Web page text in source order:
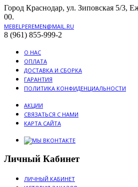
Город Краснодар, ул. Зиповская 5/3,
00.
MEBELPEREMEN@MAIL.RU
8 (961) 855-999-2
О НАС
ОПЛАТА
ДОСТАВКА И СБОРКА
ГАРАНТИЯ
ПОЛИТИКА КОНФИДЕНЦИАЛЬНОСТИ
АКЦИИ
СВЯЗАТЬСЯ С НАМИ
КАРТА САЙТА
Личный Кабинет
ЛИЧНЫЙ КАБИНЕТ